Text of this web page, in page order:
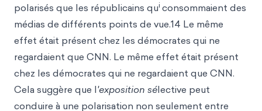
polarisés que les républicains qui consommaient des
médias de différents points de vue.14 Le même
effet était présent chez les démocrates qui ne
regardaient que CNN. Le même effet était présent
chez les démocrates qui ne regardaient que CNN.
Cela suggère que l'exposition sélective peut
conduire à une polarisation non seulement entre